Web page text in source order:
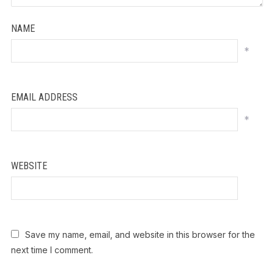
NAME
*
EMAIL ADDRESS
*
WEBSITE
Save my name, email, and website in this browser for the
next time I comment.